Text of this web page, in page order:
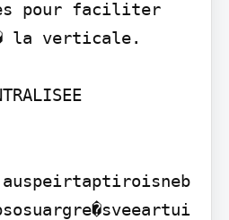
pour faciliter
la verticale.